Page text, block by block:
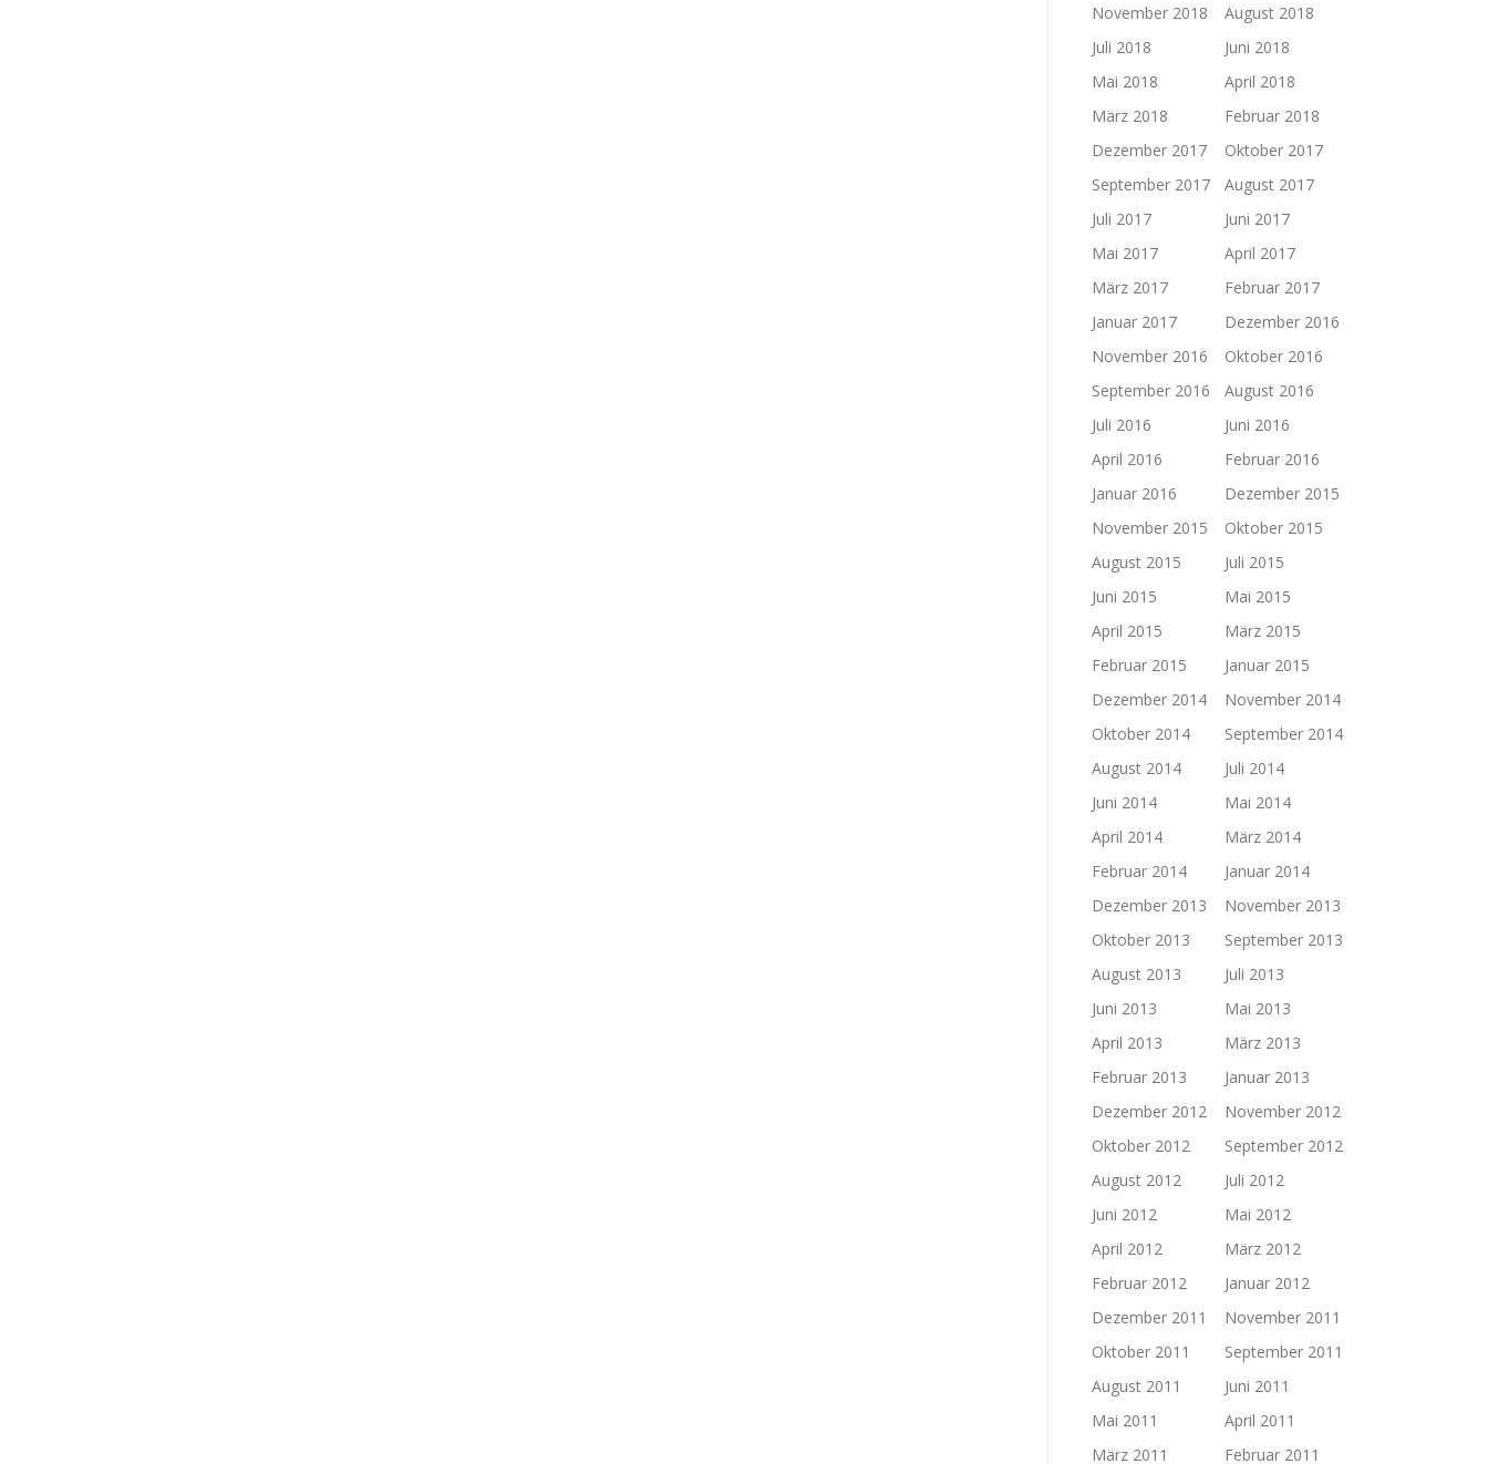
November 2018
August 2018
Juli 2018
Juni 2018
Mai 2018
April 2018
März 2018
Februar 2018
Dezember 2017
Oktober 2017
September 2017
August 2017
Juli 2017
Juni 2017
Mai 2017
April 2017
März 2017
Februar 2017
Januar 2017
Dezember 2016
November 2016
Oktober 2016
September 2016
August 2016
Juli 2016
Juni 2016
April 2016
Februar 2016
Januar 2016
Dezember 2015
November 2015
Oktober 2015
August 2015
Juli 2015
Juni 2015
Mai 2015
April 2015
März 2015
Februar 2015
Januar 2015
Dezember 2014
November 2014
Oktober 2014
September 2014
August 2014
Juli 2014
Juni 2014
Mai 2014
April 2014
März 2014
Februar 2014
Januar 2014
Dezember 2013
November 2013
Oktober 2013
September 2013
August 2013
Juli 2013
Juni 2013
Mai 2013
April 2013
März 2013
Februar 2013
Januar 2013
Dezember 2012
November 2012
Oktober 2012
September 2012
August 2012
Juli 2012
Juni 2012
Mai 2012
April 2012
März 2012
Februar 2012
Januar 2012
Dezember 2011
November 2011
Oktober 2011
September 2011
August 2011
Juni 2011
Mai 2011
April 2011
März 2011
Februar 2011